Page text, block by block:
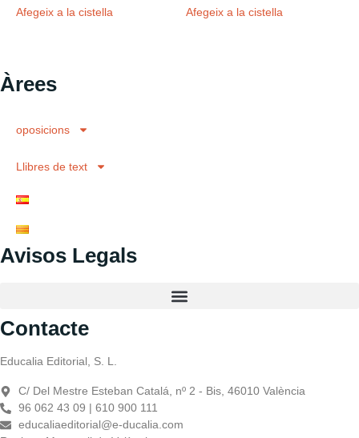
Afegeix a la cistella Afegeix a la cistella
Àrees
oposicions
Llibres de text
Avisos Legals
Contacte
Educalia Editorial, S. L.
C/ Del Mestre Esteban Catalá, nº 2 - Bis, 46010 València
96 062 43 09 | 610 900 111
educaliaeditorial@e-ducalia.com